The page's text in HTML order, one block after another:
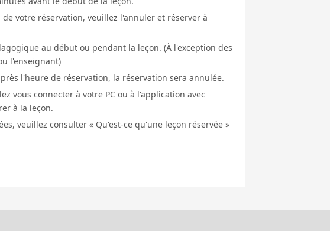
votre réservation, veuillez l'annuler et réserver à
au début ou pendant la leçon. (À l'exception des
l'enseignant)
l'heure de réservation, la réservation sera annulée.
vous connecter à votre PC ou à l'application avec
à la leçon.
veuillez consulter « Qu'est-ce qu'une leçon réservée »